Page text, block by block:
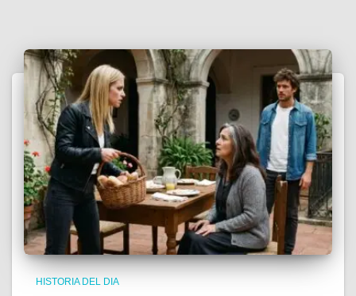
HISTORIA DEL DIA